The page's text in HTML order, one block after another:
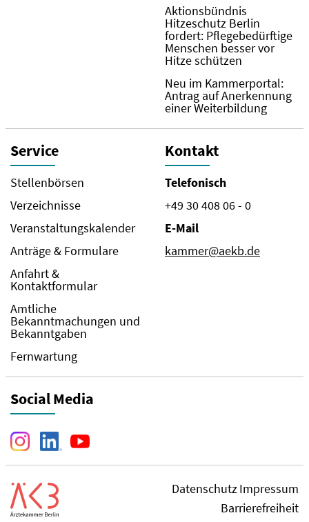
Aktionsbündnis
Hitzeschutz Berlin
fordert: Pflegebedürftige
Menschen besser vor
Hitze schützen
Neu im Kammerportal:
Antrag auf Anerkennung
einer Weiterbildung
Service
Stellenbörsen
Verzeichnisse
Veranstaltungskalender
Anträge & Formulare
Anfahrt &
Kontaktformular
Amtliche
Bekanntmachungen und
Bekanntgaben
Fernwartung
Kontakt
Telefonisch
+49 30 408 06 - 0
E-Mail
kammer@aekb.de
Social Media
DatenschutzImpressum
Barrierefreiheit